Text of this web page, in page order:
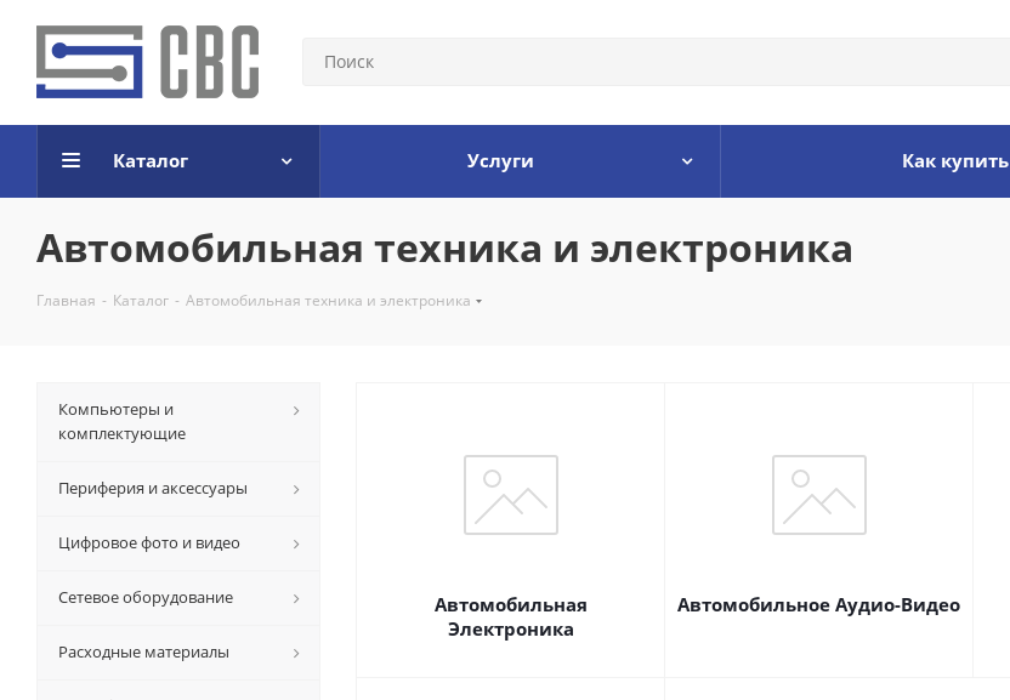
Каталог Услуги Как купить
Автомобильная техника и электроника
Главная - Каталог - Автомобильная техника и электроника
Автомобильная
Электроника
Автомобильное Аудио-Видео
Компьютеры и
комплектующие
Периферия и аксессуары
Цифровое фото и видео
Сетевое оборудование
Расходные материалы